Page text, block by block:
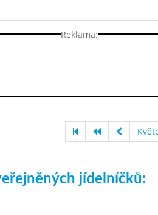
Reklama:
jídelníčků: